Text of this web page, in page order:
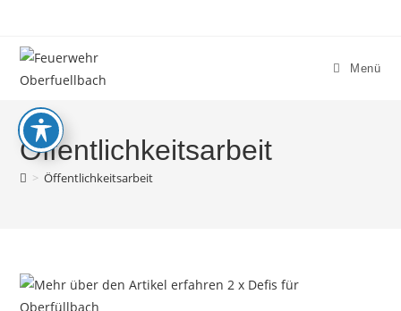
springen
Menü
Öffentlichkeitsarbeit
> Öffentlichkeitsarbeit